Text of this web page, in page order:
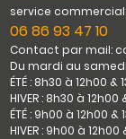
service commercial:
06 86 93 47 10
Contact par mail:
Du mardi au
ÉTÉ : 8h30 à 12h00
HIVER : 8h30 à
ÉTÉ : 9h00 à 12h00
HIVER : 9h00 à